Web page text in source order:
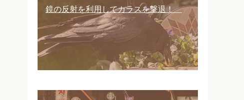
鏡の反射を利用してカラスを撃退！